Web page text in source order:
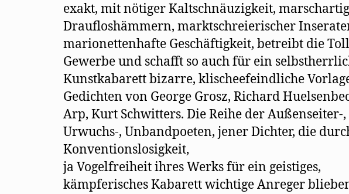
exakt, mit nötiger Kaltschnäuzigkeit,
Draufloshämmern, marktschreierischer
marionettenhafte Geschäftigkeit, betreibt die
Gewerbe und schafft so auch für ein
Kunstkabarett bizarre, klischeefeindliche
Gedichten von George Grosz, Richard
Arp, Kurt Schwitters. Die Reihe der Außenseiter-,
Urwuchs-, Unbandpoeten, jener Dichter, die
Konventionslosigkeit,
ja Vogelfreiheit ihres Werks für ein geistiges,
kämpferisches Kabarett wichtige Anreger